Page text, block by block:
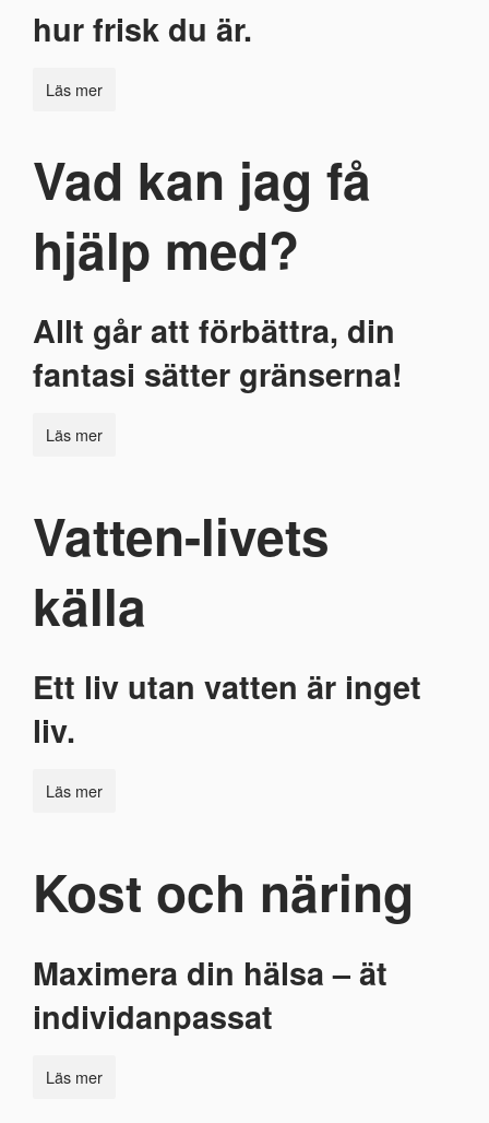
hur frisk du är.
Läs mer
Vad kan jag få
hjälp med?
Allt går att förbättra, din
fantasi sätter gränserna!
Läs mer
Vatten-livets
källa
Ett liv utan vatten är inget
liv.
Läs mer
Kost och näring
Maximera din hälsa – ät
individanpassat
Läs mer